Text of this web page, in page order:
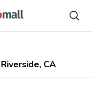
Riverside, CA